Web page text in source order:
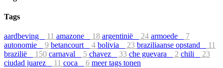
Tags
aardbeving 11 amazone 18 argentinië 24 armoede
7
autonomie
9 betancourt 4 bolivia 23 braziliaanse opstand
11
brazilië
150 carnaval 5 chavez 33 che guevara 2 chili
23
ciudad juarez
11 coca 6 meer tags tonen